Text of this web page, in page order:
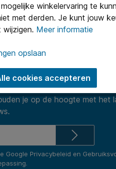
Uitstekend
Onze klanten
(2400+ reviews).
je op de hoogte met het
Google Privacybeleid en
winkelervaring te
met derden. Je kunt jouw
Meer informatie
opslaan
cookies accepteren